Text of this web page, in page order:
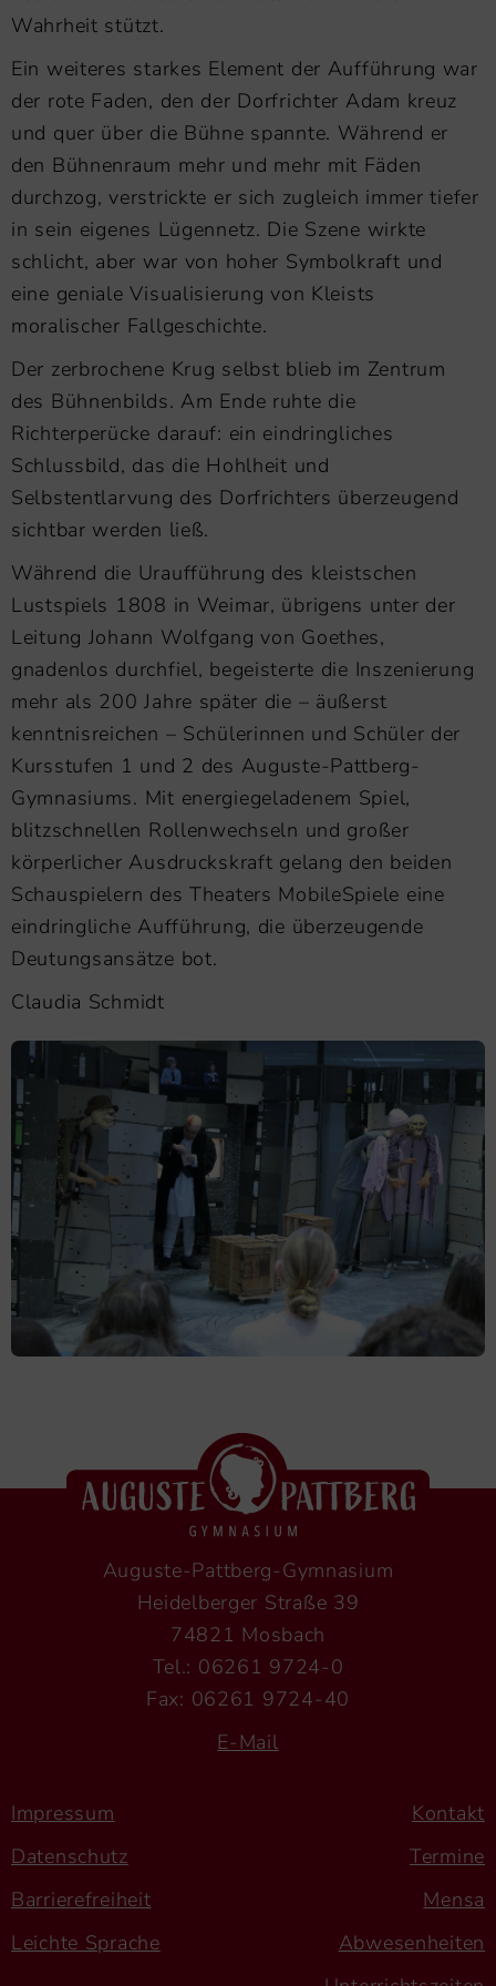
Wahrheit stützt.
Ein weiteres starkes Element der Aufführung war
der rote Faden, den der Dorfrichter Adam kreuz
und quer über die Bühne spannte. Während er
den Bühnenraum mehr und mehr mit Fäden
durchzog, verstrickte er sich zugleich immer tiefer
in sein eigenes Lügennetz. Die Szene wirkte
schlicht, aber war von hoher Symbolkraft und
eine geniale Visualisierung von Kleists
moralischer Fallgeschichte.
Der zerbrochene Krug selbst blieb im Zentrum
des Bühnenbilds. Am Ende ruhte die
Richterperücke darauf: ein eindringliches
Schlussbild, das die Hohlheit und
Selbstentlarvung des Dorfrichters überzeugend
sichtbar werden ließ.
Während die Uraufführung des kleistschen
Lustspiels 1808 in Weimar, übrigens unter der
Leitung Johann Wolfgang von Goethes,
gnadenlos durchfiel, begeisterte die Inszenierung
mehr als 200 Jahre später die – äußerst
kenntnisreichen – Schülerinnen und Schüler der
Kursstufen 1 und 2 des Auguste-Pattberg-
Gymnasiums. Mit energiegeladenem Spiel,
blitzschnellen Rollenwechseln und großer
körperlicher Ausdruckskraft gelang den beiden
Schauspielern des Theaters MobileSpiele eine
eindringliche Aufführung, die überzeugende
Deutungsansätze bot.
Claudia Schmidt
Auguste-Pattberg-Gymnasium
Heidelberger Straße 39
74821 Mosbach
Tel.: 06261 9724-0
Fax: 06261 9724-40
E-Mail
Impressum
Datenschutz
Barrierefreiheit
Leichte Sprache
Kontakt
Termine
Mensa
Abwesenheiten